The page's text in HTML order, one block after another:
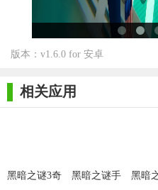
版本：v1.6.0 for 安卓
相关应用
黑暗之谜3奇
黑暗之谜手
黑暗